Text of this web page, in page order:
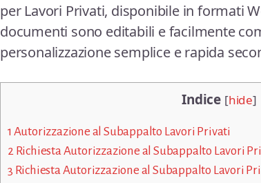
per Lavori Privati, disponibile in formati
documenti sono editabili e facilmente
personalizzazione semplice e rapida
Indice [hide]
1 Autorizzazione al Subappalto Lavori Privati
2Richiesta Autorizzazione al Subappalto Lavori
3 Richiesta Autorizzazione al Subappalto Lavori